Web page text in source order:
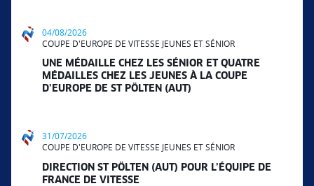
04/08/2026
COUPE D'EUROPE DE VITESSE JEUNES ET SÉNIOR
UNE MÉDAILLE CHEZ LES SÉNIOR ET QUATRE
MÉDAILLES CHEZ LES JEUNES À LA COUPE
D’EUROPE DE ST PÖLTEN (AUT)
31/07/2026
COUPE D'EUROPE DE VITESSE JEUNES ET SÉNIOR
DIRECTION ST PÖLTEN (AUT) POUR L’ÉQUIPE DE
FRANCE DE VITESSE